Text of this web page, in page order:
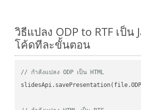
วิธีแปลง ODP to RTF เป็น
โค้ดทีละขั้นตอน
// กำลังแปลง ODP เป็น HTML